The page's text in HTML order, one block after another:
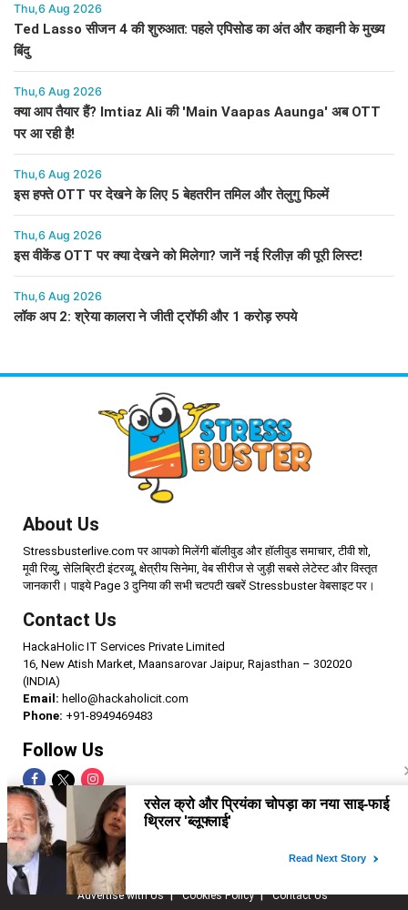
Thu,6 Aug 2026
Ted Lasso सीजन 4 की शुरुआत: पहले एपिसोड का अंत और कहानी के मुख्य
बिंदु
Thu,6 Aug 2026
क्या आप तैयार हैं? Imtiaz Ali की 'Main Vaapas Aaunga' अब OTT
पर आ रही है!
Thu,6 Aug 2026
इस हफ्ते OTT पर देखने के लिए 5 बेहतरीन तमिल और तेलुगु फिल्में
Thu,6 Aug 2026
इस वीकेंड OTT पर क्या देखने को मिलेगा? जानें नई रिलीज़ की पूरी लिस्ट!
Thu,6 Aug 2026
लॉक अप 2: श्रेया कालरा ने जीती ट्रॉफी और 1 करोड़ रुपये
About Us
Stressbusterlive.com पर आपको मिलेंगी बॉलीवुड और हॉलीवुड समाचार, टीवी शो,
मूवी रिव्यु, सेलिब्रिटी इंटरव्यू, क्षेत्रीय सिनेमा, वेब सीरीज से जुड़ी सबसे लेटेस्ट और विस्तृत
जानकारी। पाइये Page 3 दुनिया की सभी चटपटी खबरें Stressbuster वेबसाइट पर।
Contact Us
HackaHolic IT Services Private Limited
16, New Atish Market, Maansarovar Jaipur, Rajasthan – 302020
(INDIA)
Email: hello@hackaholicit.com
Phone: +91-8949469483
Follow Us
Copyright © 2024 HackaHolic IT Services Private Limited
Home
About us
Advertise with Us
Cookies Policy Contact Us